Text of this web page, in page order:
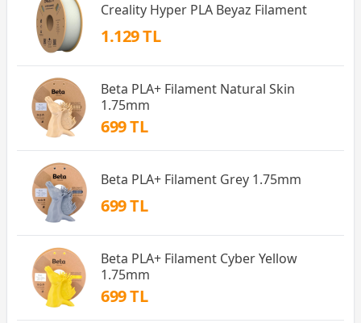
Creality Hyper PLA Beyaz Filament
1.129 TL
Beta PLA+ Filament Natural Skin
1.75mm
699 TL
Beta PLA+ Filament Grey 1.75mm
699 TL
Beta PLA+ Filament Cyber Yellow
1.75mm
699 TL